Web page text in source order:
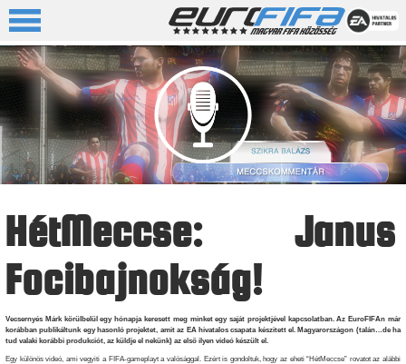
HétMeccse: Janus
Focibajnokság!
Vecsernyés Márk körülbelül egy hónapja keresett meg minket egy saját projektjével kapcsolatban. Az EuroFIFAn már
korábban publikáltunk egy hasonló projektet, amit az EA hivatalos csapata készitett el. Magyarországon (talán…de ha
tud valaki korábbi produkciót, az küldje el nekünk) az első ilyen videó készült el.
Egy különös videó, ami vegyiti a FIFA-gameplayt a valósággal. Ezért is gondoltuk, hogy az eheti “HétMeccse” rovatot az alábbi